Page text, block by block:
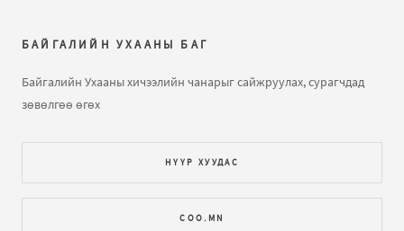
Далайн татралт түрэлт Зочин:
ч харагдахгүй байна
Газарзүйн хичээл "Газарзүйн зургийн тусгаг,
бичлэгт Зочин:Bi hicheelee hiih gsn
yma tgd ta nda gajiltiin tuhai tailbar oruuld ogooch
БАЙГАЛИЙН УХААНЫ БАГ
Байгалийн Ухааны хичээлийн чанарыг сайжруулах, сурагчдад
зөвөлгөө өгөх
НҮҮР ХУУДАС
COO.MN